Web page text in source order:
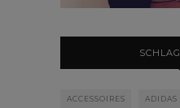
ACCESSOIRES ADIDAS